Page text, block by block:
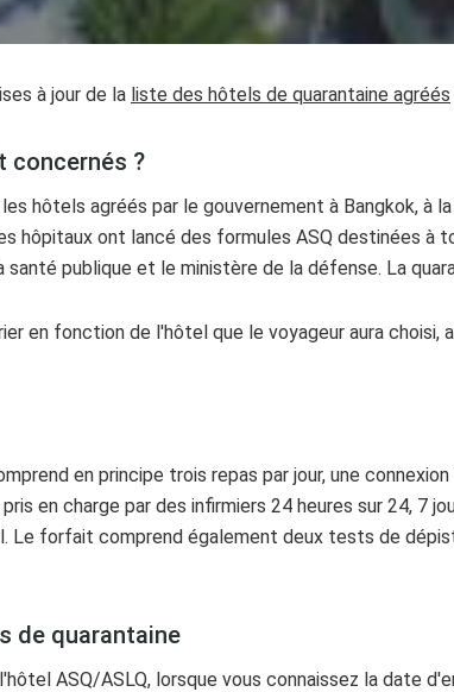
à jour de la liste des hôtels de quarantaine agréés
concernés ?
hôtels agréés par le gouvernement à Bangkok, à
hôpitaux ont lancé des formules ASQ destinées à
publique et le ministère de la défense. La
en fonction de l'hôtel que le voyageur aura
en principe trois repas par jour, une
en charge par des infirmiers 24 heures sur 24, 7
Le forfait comprend également deux tests de
de quarantaine
ASQ/ASLQ, lorsque vous connaissez la date